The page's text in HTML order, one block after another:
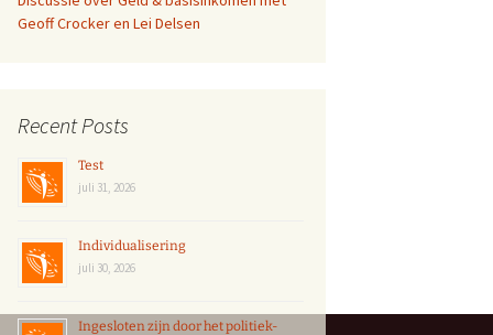
Geoff Crocker en Lei Delsen
Recent Posts
Test
juli 31, 2026
Individualisering
juli 30, 2026
Ingesloten zijn door het politiek-